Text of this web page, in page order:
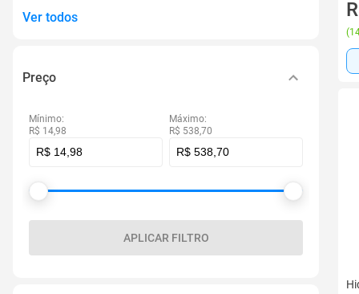
Ver todos
Preço
Mínimo:
R$ 14,98
Máximo:
R$ 538,70
APLICAR FILTRO
(